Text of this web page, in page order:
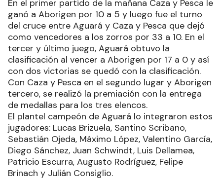
En el primer partido de la mañana Caza y Pesca le
ganó a Aborigen por 10 a 5 y luego fue el turno
del cruce entre Aguará y Caza y Pesca que dejó
como vencedores a los zorros por 33 a 10. En el
tercer y último juego, Aguará obtuvo la
clasificación al vencer a Aborigen por 17 a 0 y así
con dos victorias se quedó con la clasificación.
Con Caza y Pesca en el segundo lugar y Aborigen
tercero, se realizó la premiación con la entrega
de medallas para los tres elencos.
El plantel campeón de Aguará lo integraron estos
jugadores: Lucas Brizuela, Santino Scribano,
Sebastián Ojeda, Máximo López, Valentino García,
Diego Sánchez, Juan Schwindt, Luis Dellamea,
Patricio Escurra, Augusto Rodríguez, Felipe
Brinach y Julián Consiglio.